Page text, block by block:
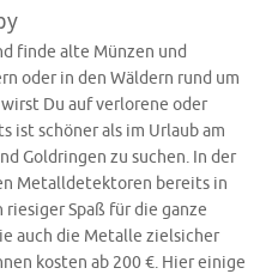
finde alte Münzen und
oder in den Wäldern rund um
Du auf verlorene oder
ist schöner als im Urlaub am
Goldringen zu suchen. In der
Metalldetektoren bereits in
Spaß für die ganze
auch die Metalle zielsicher
kosten ab 200 €. Hier einige